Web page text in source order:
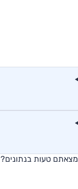
מצאתם טעות בנתונים?